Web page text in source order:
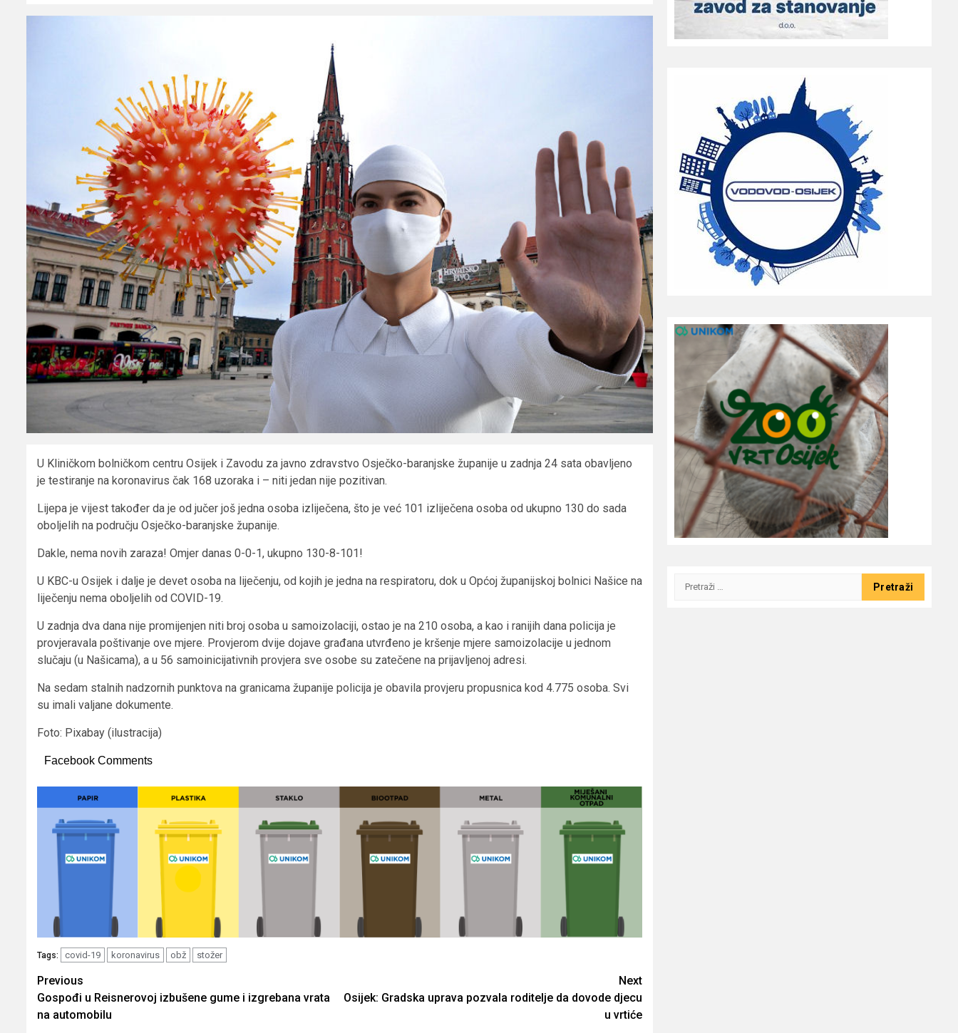
U Kliničkom bolničkom centru Osijek i Zavodu za javno zdravstvo Osječko-baranjske županije u zadnja 24 sata obavljeno
je testiranje na koronavirus čak 168 uzoraka i – niti jedan nije pozitivan.
Lijepa je vijest također da je od jučer još jedna osoba izliječena, što je već 101 izliječena osoba od ukupno 130 do sada
oboljelih na području Osječko-baranjske županije.
Dakle, nema novih zaraza! Omjer danas 0-0-1, ukupno 130-8-101!
U KBC-u Osijek i dalje je devet osoba na liječenju, od kojih je jedna na respiratoru, dok u Općoj županijskoj bolnici Našice na
liječenju nema oboljelih od COVID-19.
U zadnja dva dana nije promijenjen niti broj osoba u samoizolaciji, ostao je na 210 osoba, a kao i ranijih dana policija je
provjeravala poštivanje ove mjere. Provjerom dvije dojave građana utvrđeno je kršenje mjere samoizolacije u jednom
slučaju (u Našicama), a u 56 samoinicijativnih provjera sve osobe su zatečene na prijavljenoj adresi.
Na sedam stalnih nadzornih punktova na granicama županije policija je obavila provjeru propusnica kod 4.775 osoba. Svi
su imali valjane dokumente.
Foto: Pixabay (ilustracija)
Facebook Comments
Tags: covid-19 koronavirus obž stožer
Post
navigation
Previous
Gospođi u Reisnerovoj izbušene gume i izgrebana vrata
na automobilu
Next
Osijek: Gradska uprava pozvala roditelje da dovode djecu
u vrtiće
Pretraži: